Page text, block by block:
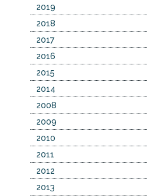
2019
2018
2017
2016
2015
2014
2008
2009
2010
2011
2012
2013